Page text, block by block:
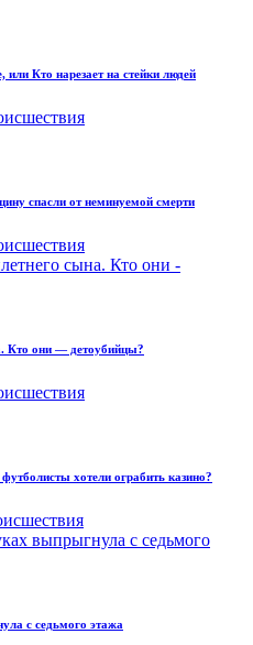
Кто нарезает на стейки людей
спасли от неминуемой смерти
Кто они — детоубийцы?
хотели ограбить казино?
с седьмого этажа